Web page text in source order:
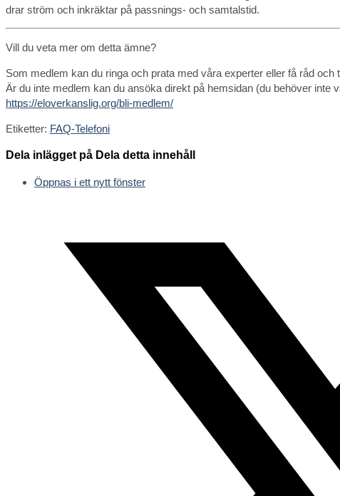
drar ström och inkräktar på passnings- och samtalstid.
Vill du veta mer om detta ämne?
Som medlem kan du ringa och prata med våra experter eller få råd
Är du inte medlem kan du ansöka direkt på hemsidan (du behöver inte
https://eloverkanslig.org/bli-medlem/
Etiketter: FAQ-Telefoni
Dela inlägget på Dela detta innehåll
Öppnas i ett nytt fönster